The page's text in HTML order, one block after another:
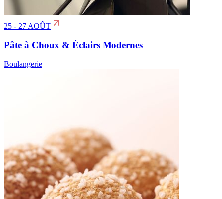
25 - 27 AOÛT
Pâte à Choux & Éclairs Modernes
Boulangerie